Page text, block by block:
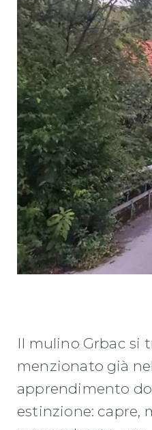
Il mulino Grbac si
menzionato già
apprendimento
estinzione: capre,